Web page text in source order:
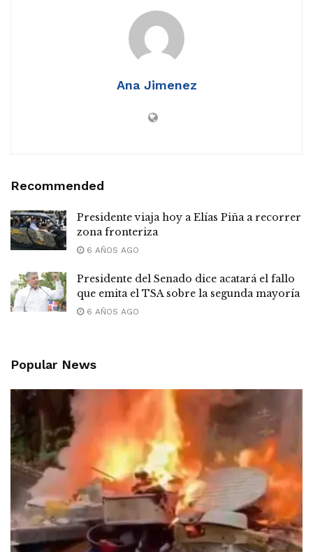
Ana Jimenez
Recommended
Presidente viaja hoy a Elías Piña a recorrer
zona fronteriza
6 AÑOS AGO
Presidente del Senado dice acatará el fallo
que emita el TSA sobre la segunda mayoría
6 AÑOS AGO
Popular News